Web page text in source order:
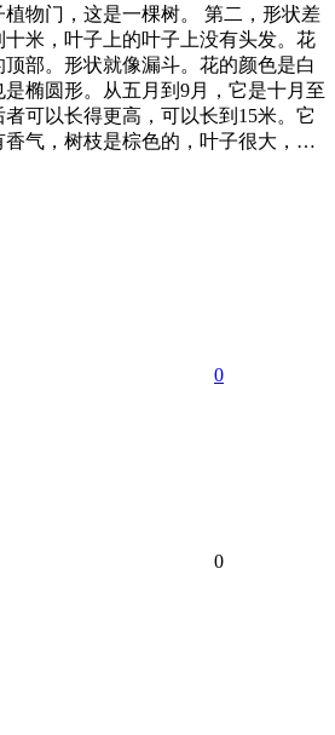
植物门，这是一棵树。 第二，形状差
十米，叶子上的叶子上没有头发。花
部。形状就像漏斗。花的颜色是白
椭圆形。从五月到9月，它是十月至
者可以长得更高，可以长到15米。它
香气，树枝是棕色的，叶子很大，…
0
0